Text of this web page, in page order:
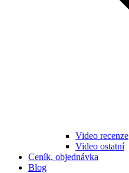
Video recenze
Video ostatní
Ceník, objednávka
Blog